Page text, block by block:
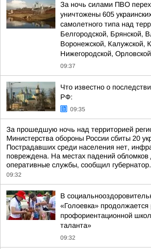
За ночь силами ПВО
уничтожены 605
самолетного типа над
Белгородской, Брянской,
Воронежской, Калужской,
Нижегородской,
09:37
Что известно о
РФ:
09:35
За прошедшую ночь над территорией
Министерства обороны России сбиты 20
Пострадавших среди населения нет,
повреждена. На местах падений
оперативные службы, сообщил
09:32
В
«Голоевка» продолжается
профориентационной
таланта»
09:32